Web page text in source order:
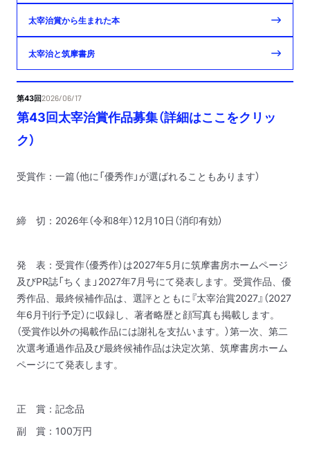
太宰治賞から生まれた本
太宰治と筑摩書房
第43回2026/06/17
第43回太宰治賞作品募集（詳細はここをクリッ
ク）
受賞作：一篇（他に「優秀作」が選ばれることもあります）
締 切：2026年（令和8年）12月10日（消印有効）
発 表： 受賞作（優秀作）は2027年5月に筑摩書房ホームページ
及びPR誌「ちくま」2027年7月号にて発表します。 受賞作品、優
秀作品、最終候補作品は、選評とともに『太宰治賞2027』（2027
年6月刊行予定）に収録し、著者略歴と顔写真も掲載します。
（受賞作以外の掲載作品には謝礼を支払います。）第一次、第二
次選考通過作品及び最終候補作品は決定次第、筑摩書房ホーム
ページにて発表します。
正 賞：記念品
副 賞：100万円